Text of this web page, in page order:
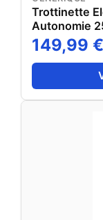
Trottinette
Autonomie
Pliable 8,5"
Scooter
149,99 €